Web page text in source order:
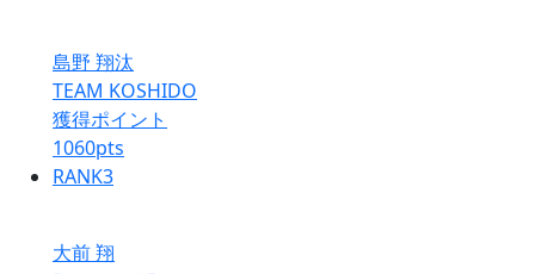
島野 翔汰
TEAM KOSHIDO
獲得ポイント
1060pts
RANK3
大前 翔